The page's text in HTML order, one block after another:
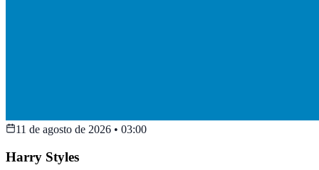
11 de agosto de 2026 • 03:00
Harry Styles